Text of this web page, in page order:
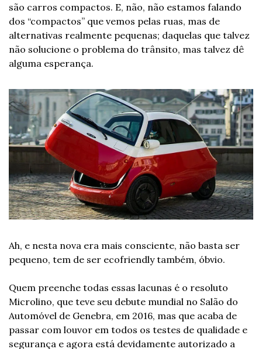
são carros compactos. E, não, não estamos falando
dos “compactos” que vemos pelas ruas, mas de
alternativas realmente pequenas; daquelas que talvez
não solucione o problema do trânsito, mas talvez dê
alguma esperança.
Ah, e nesta nova era mais consciente, não basta ser
pequeno, tem de ser ecofriendly também, óbvio.
Quem preenche todas essas lacunas é o resoluto
Microlino, que teve seu debute mundial no Salão do
Automóvel de Genebra, em 2016, mas que acaba de
passar com louvor em todos os testes de qualidade e
segurança e agora está devidamente autorizado a